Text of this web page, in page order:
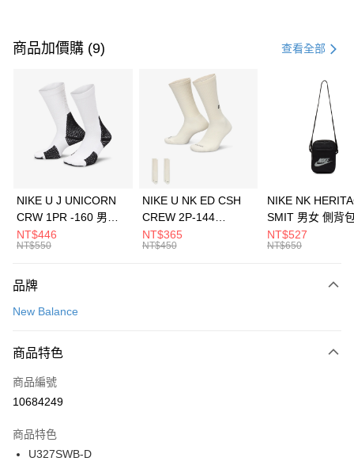
信用卡一次付款
3 期 0 利率 每期 21家銀行
合作金庫商業銀行
第一商業銀行
華南商業銀行
彰化商業銀行
上海商業儲蓄銀行
元大商業銀行
台灣樂天信用卡公司
Apple Pay
全盈+PAY
AFTEE先享後付
【關於「AFTEE先享後付」】
便利好安心！
３．安心：先確認商品／服務後，再付款。
【「AFTEE先享後付」結帳流程】
１．於結帳方式選擇「AFTEE先享後付」後，將跳轉至「AFTEE先享後付」
２．訂單成立數日內，您將收到繳費通知簡訊。
３．收到繳費通知簡訊後14天內，點擊此簡訊中的連結，可透過四大超商／
ATM／網路銀行／等多元方式進行付款，方視為交易完成。
運送方式
每筆NT$100，滿NT$1,500(含以上)免運費
宅配
每筆NT$100，滿NT$1,500(含以上)免運費
付款後門市自取
每筆NT$100，滿NT$1,500(含以上)免運費
商品加價購 (9) 查看全部
NIKE U J UNICORN
CRW 1PR -160 男女
中統襪 FZ3393100
NT$446
NT$550
NIKE U NK ED CSH
CREW 2P-144
EMBRDY 男女 短統襪
FZ3073133
NT$365
NT$450
NIKE NK
SMIT 男女 側背
BA5871010
NT$527
NT$650
品牌
New Balance
商品特色
商品編號
10684249
商品特色
U327SWB-D